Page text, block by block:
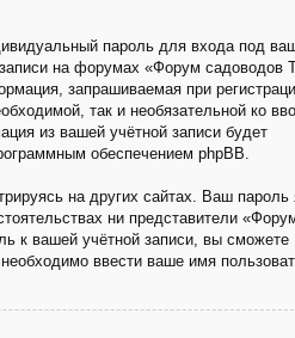
пароль для входа под
на форумах «Форум садоводов
запрашиваемая при
так и необязательной ко
из вашей учётной записи будет
обеспечением phpBB.
на других сайтах. Ваш пароль
ни представители
к вашей учётной записи, вы сможете
ввести ваше имя